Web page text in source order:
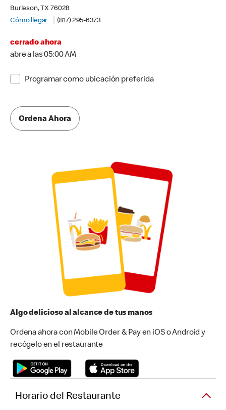
Burleson, TX 76028
Cómo llegar
(817) 295-6373
cerrado ahora
abre a las 05:00 AM
Programar como ubicación preferida
Ordena Ahora
Algo delicioso al alcance de tus manos
Ordena ahora con Mobile Order & Pay en iOS o Android y
recógelo en el restaurante
Horario del Restaurante